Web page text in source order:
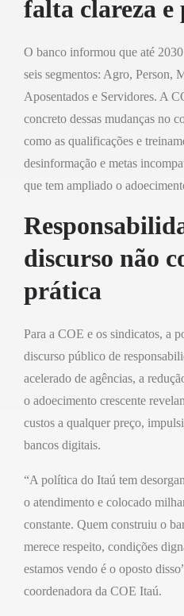
falta clareza e
O banco informou que até
seis segmentos: Agro, Person,
Aposentados e Servidores. A
concreto dessas mudanças no
como as qualificações e
desinformação e metas
que tem ampliado o
discurso não
prática
Para a COE e os sindicatos, a
discurso público de
acelerado de agências, a
o adoecimento crescente
custos a qualquer preço,
bancos digitais.
“A política do Itaú tem
o atendimento e colocado
constante. Quem construiu o
merece respeito, condições
estamos vendo é o oposto
coordenadora da COE Itaú.